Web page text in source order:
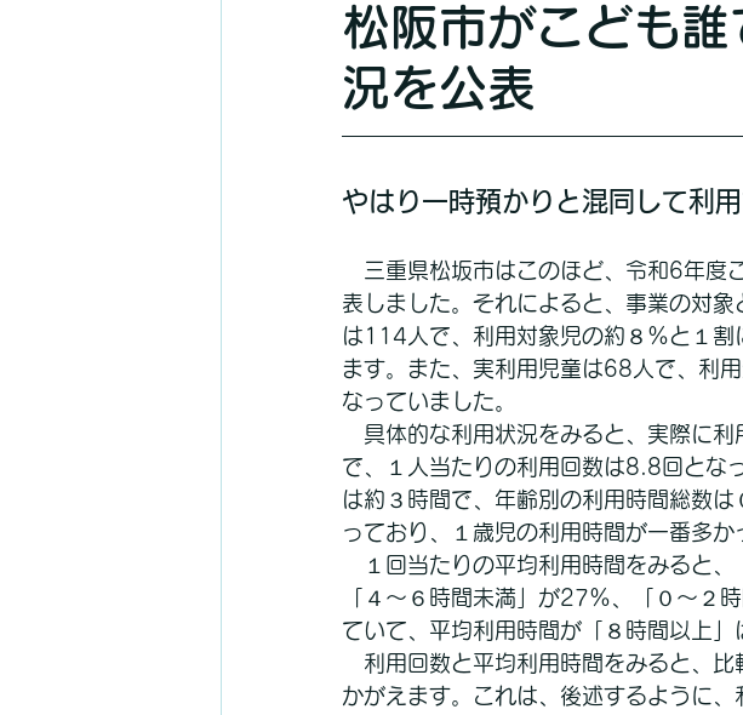
松阪市がこども
況を公表
やはり一時預かりと混同して利用
三重県松坂市はこのほど、令和6年度
表しました。それによると、事業の対
は114人で、利用対象児の約８％と１
ます。また、実利用児童は68人で、利
なっていました。
具体的な利用状況をみると、実際に
で、１人当たりの利用回数は8.8回とな
は約３時間で、年齢別の利用時間総数
っており、１歳児の利用時間が一番多か
１回当たりの平均利用時間をみると、
「４～６時間未満」が27％、「０～２
ていて、平均利用時間が「８時間以上」
利用回数と平均利用時間をみると、比
かがえます。これは、後述するように